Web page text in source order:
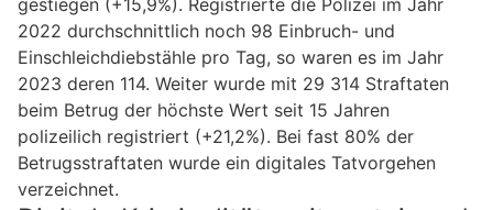
gestiegen (+15,9%). Registrierte die Polizei im Jahr
2022 durchschnittlich noch 98 Einbruch- und
Einschleichdiebstähle pro Tag, so waren es im Jahr
2023 deren 114. Weiter wurde mit 29 314 Straftaten
beim Betrug der höchste Wert seit 15 Jahren
polizeilich registriert (+21,2%). Bei fast 80% der
Betrugsstraftaten wurde ein digitales Tatvorgehen
verzeichnet.